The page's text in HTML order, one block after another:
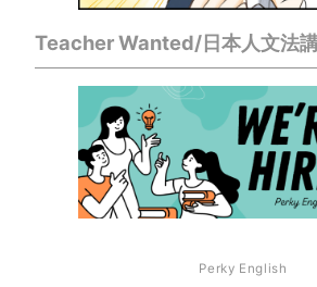
Teacher Wanted/日本人文法
Perky English